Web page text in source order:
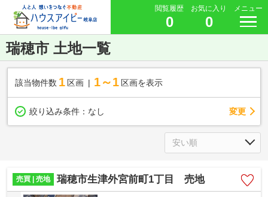
閲覧履歴
0
お気に入り
0
メニュー
瑞穂市 土地一覧
該当物件数 1 区画 1～1 区画を表示
絞り込み条件： なし 変更
売買 | 売地 瑞穂市生津外宮前町1丁目 売地